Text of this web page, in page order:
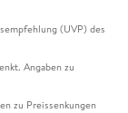
(UVP) des
Angaben zu
zu Preissenkungen